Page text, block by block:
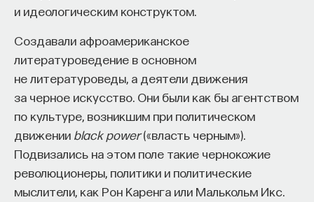
и идеологическим конструктом.
Создавали афроамериканское
литературоведение в основном
не литературоведы, а деятели движения
за черное искусство. Они были как бы агентством
по культуре, возникшим при политическом
движении black power(«власть черным»).
Подвизались на этом поле такие чернокожие
революционеры, политики и политические
мыслители, как Рон Каренга или Малькольм Икс.
Философский поиск: начала
СОХРАНИТЬ КУРС